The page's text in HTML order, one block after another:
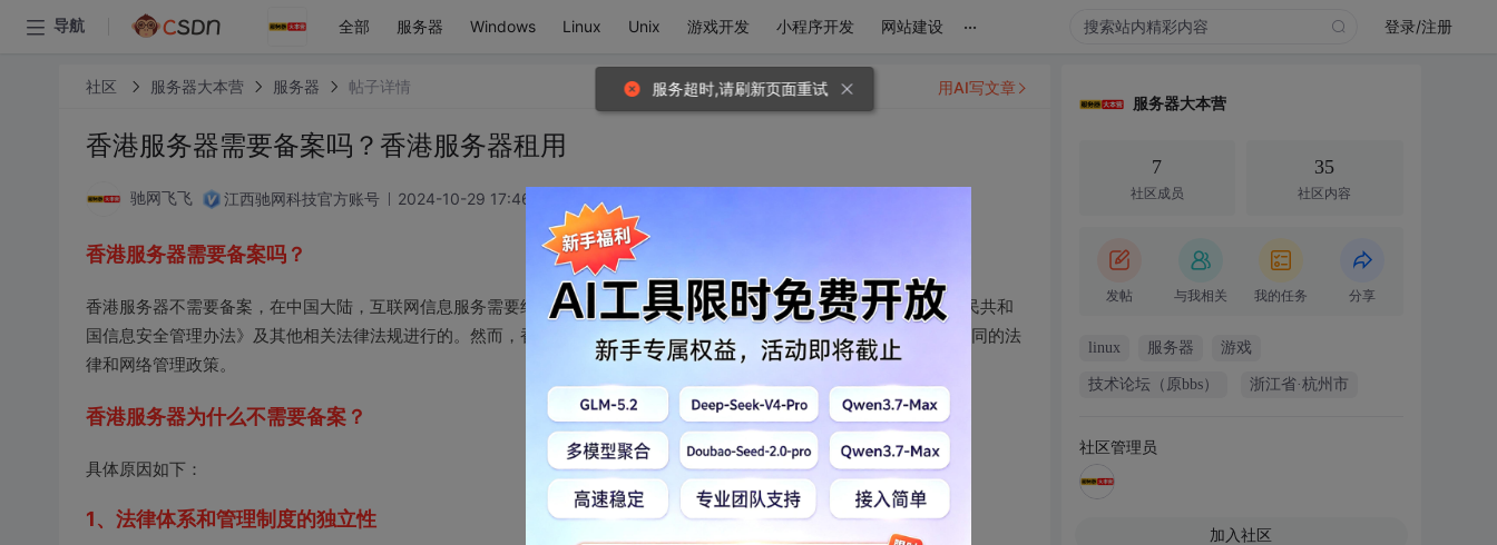
导航 全部 服务器 Windows Linux Unix 游戏开发 小程序开发 网站建设 ... 登录/注册
社区 服务器大本营 服务器 帖子详情
香港服务器需要备案吗？香港服务器租用
驰网飞飞 江西驰网科技官方账号 2024-10-29 17:46:14
香港服务器需要备案吗？
香港服务器不需要备案，在中国大陆，互联网信息服务需要经过备案的过程，也就是所谓的ICP备案，这是依据《中华人民共和
国信息安全管理办法》及其他相关法律法规进行的。然而，香港地区的服务器不需要进行备案，这源于香港与中国大陆不同的法
律和网络管理政策。
香港服务器为什么不需要备案？
具体原因如下：
1、法律体系和管理制度的独立性
用AI写文章
服务器大本营
7
社区成员
35
社区内容
发帖 与我相关 我的任务 分享
linux 服务器 游戏
技术论坛（原bbs） 浙江省·杭州市
社区管理员
加入社区
服务超时,请刷新页面重试